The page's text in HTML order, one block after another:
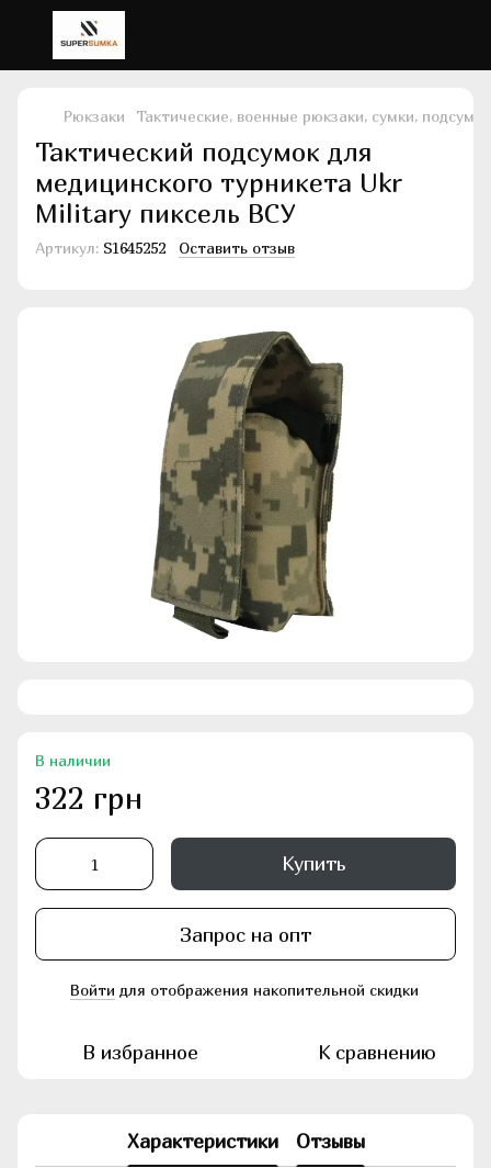
Рюкзаки Тактические, военные рюкзаки, сумки, подсумки
Тактический подсумок для
медицинского турникета Ukr
Military пиксель ВСУ
Артикул: S1645252 Оставить отзыв
В наличии
322 грн
Купить
Запрос на опт
Войти для отображения накопительной скидки
В избранное К сравнению
Характеристики Отзывы